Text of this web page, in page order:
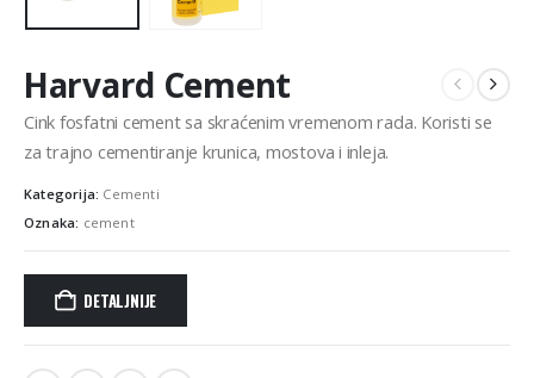
Harvard Cement
Cink fosfatni cement sa skraćenim vremenom rada. Koristi se
za trajno cementiranje krunica, mostova i inleja.
Kategorija: Cementi
Oznaka: cement
DETALJNIJE